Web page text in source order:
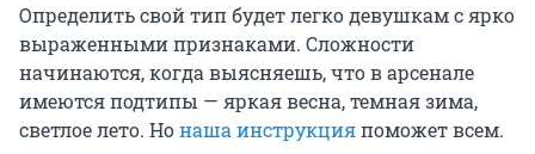
Определить свой тип будет легко девушкам с ярко
выраженными признаками. Сложности
начинаются, когда выясняешь, что в арсенале
имеются подтипы — яркая весна, темная зима,
светлое лето. Нонаша инструкцияпоможет всем.